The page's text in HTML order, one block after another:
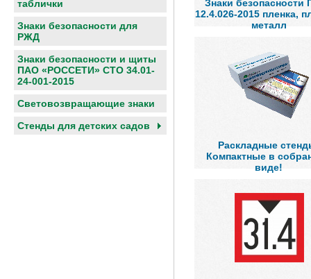
таблички
Знаки безопасности для
РЖД
Знаки безопасности и щиты
ПАО «РОССЕТИ» СТО 34.01-
24-001-2015
Световозвращающие знаки
Cтенды для детских садов
Знаки безопасности
12.4.026-2015 пленка,
металл
Раскладные
Компактные в
виде!